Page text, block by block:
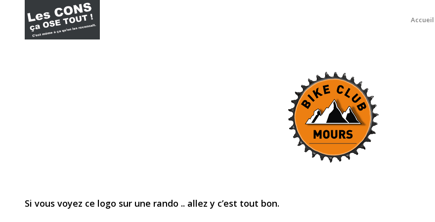
Accueil
Si vous voyez ce logo sur une rando .. allez y c’est tout bon.